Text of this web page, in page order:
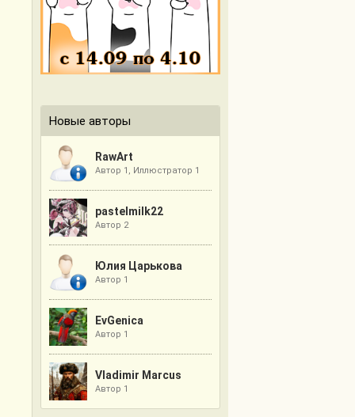
Новые авторы
RawArt
Автор 1, Иллюстратор 1
pastelmilk22
Автор 2
Юлия Царькова
Автор 1
EvGenica
Автор 1
Vladimir Marcus
Автор 1